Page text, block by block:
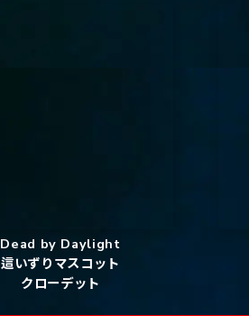
Dead by Daylight
這いずりマスコット
クローデット